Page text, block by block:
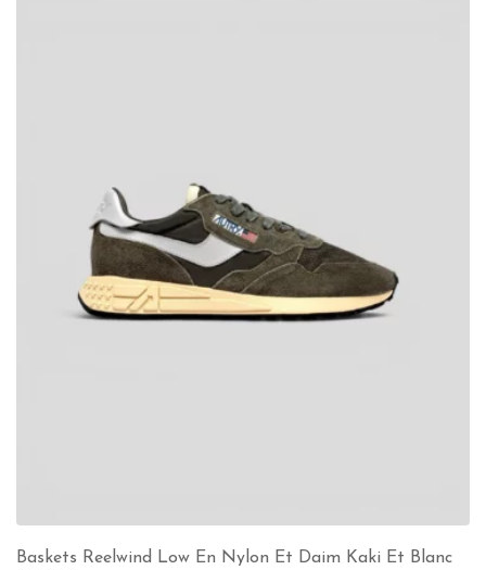
Baskets Reelwind Low En Nylon Et Daim Kaki Et Blanc